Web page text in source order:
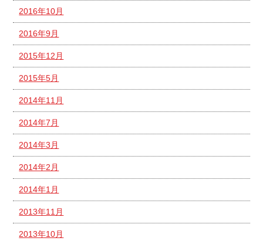
2016年10月
2016年9月
2015年12月
2015年5月
2014年11月
2014年7月
2014年3月
2014年2月
2014年1月
2013年11月
2013年10月